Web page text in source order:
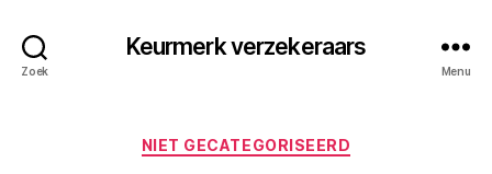
Zoek
Keurmerk verzekeraars
Menu
Categorieën
NIET GECATEGORISEERD